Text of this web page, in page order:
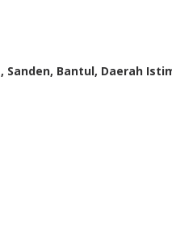
Sanden, Bantul, Daerah